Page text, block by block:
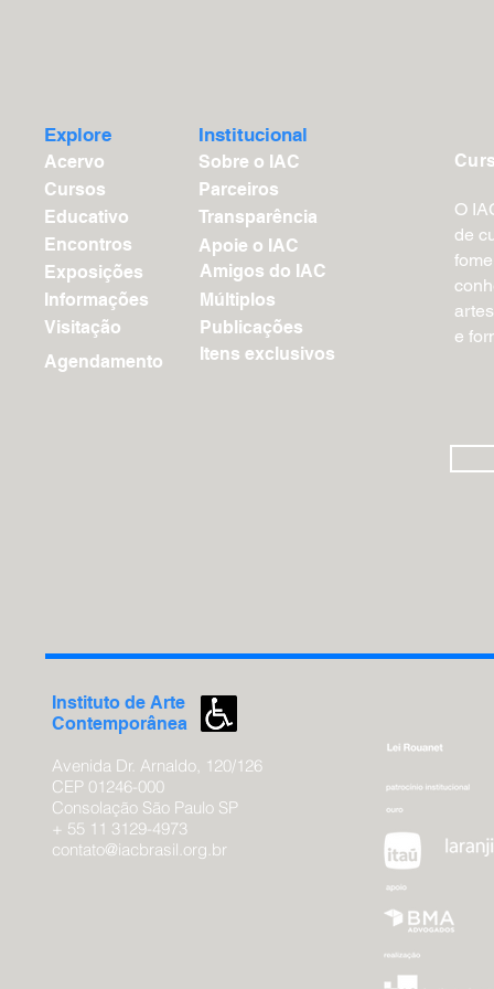
Explore
Acervo
Cursos
Educativo
Encontros
Exposições
Informações
Visitação
Agendamento
Institucional
Sobre o IAC
Parceiros
Transparência
Apoie o IAC
Amigos do IAC
Múltiplos
Publicações
Itens exclusivos
O
de
e
Instituto de Arte
Contemporânea
Avenida Dr. Arnaldo, 120/126
CEP 01246-000
Consolação São Paulo SP
+ 55 11 3129-4973
contato@iacbrasil.org.br